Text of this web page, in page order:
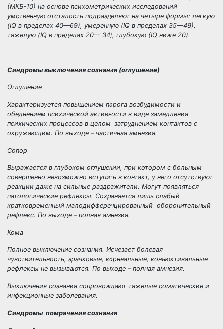
(МКБ-10) на основе психометрических исследований
умственную отсталость подразделяют на четыре формы:легкую
(IQ в пределах 40—69), умеренную (IQ в пределах 35—49),
тяжелую (IQ в пределах 20— 34), глубокую (IQ ниже 20).
Синдромы выключения сознания (оглушение)
Оглушение
Характеризуется повышением порога возбудимости и
обеднением психической активности в виде замедления
психических процессов в целом, затруднением контактов с
окружающим. По выходе – частичная амнезия.
Сопор
Выражается в глубоком оглушении, при котором с больным
совершенно невозможно вступить в контакт, у него отсутствуют
реакции даже на сильные раздражители. Могут появляться
патологические рефлексы. Сохраняется лишь слабый
кратковременный малодифференцированный оборонительный
рефлекс. По выходе – полная амнезия.
Кома
Полное выключение сознания. Исчезает болевая
чувствительность, зрачковые, корнеальные, конъюктивальные
рефлексы не вызываются. По выходе – полная амнезия.
Выключения сознания сопровождают тяжелые соматические и
инфекционные заболевания.
Синдромы помрачения сознания